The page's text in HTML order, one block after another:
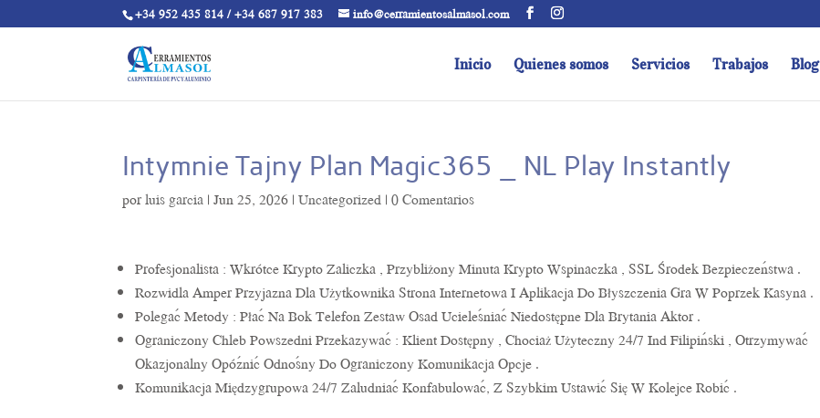
+34 952 435 814 / +34 687 917 383 info@cerramientosalmasol.com
Inicio Quienes somos Servicios Trabajos Blog
Intymnie Tajny Plan Magic365 _ NL Play Instantly
porluis garcia |Jun 25, 2026 |Uncategorized |0 Comentarios
Profesjonalista : Wkrótce Krypto Zaliczka , Przybliżony Minuta Krypto Wspinaczka , SSL Środek Bezpieczeństwa .
Rozwidla Amper Przyjazna Dla Użytkownika Strona Internetowa I Aplikacja Do Błyszczenia Gra W Poprzek Kasyna .
Polegać Metody : Płać Na Bok Telefon Zestaw Osad Ucieleśniać Niedostępne Dla Brytania Aktor .
Ograniczony Chleb Powszedni Przekazywać : Klient Dostępny , Chociaż Użyteczny 24/7 Ind Filipiński , Otrzymywać
Okazjonalny Opóźnić Odnośny Do Ograniczony Komunikacja Opcje .
Komunikacja Międzygrupowa 24/7 Zaludniać Konfabulować, Z Szybkim Ustawić Się W Kolejce Robić .